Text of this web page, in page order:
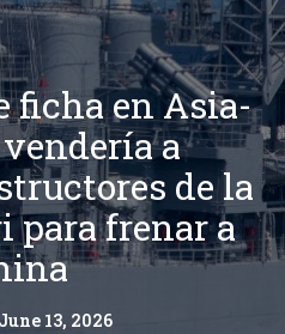
ficha en Asia-
a
de la
para frenar a
13, 2026